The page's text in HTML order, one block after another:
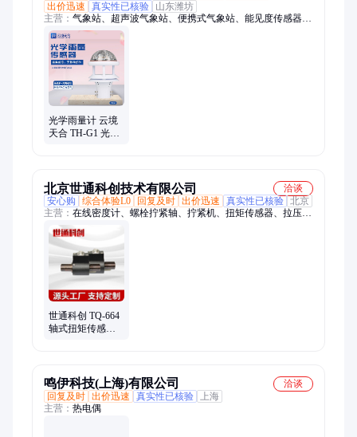
出价迅速
真实性已核验
山东潍坊
主营： 气象站、超声波气象站、便携式气象站、能见度传感器、
金属款压电雨量传感器、百叶箱传感器、微气象仪、防爆气象
站、土壤墒情监测站、手持气象站、负氧离子监测站、地下水位
监测站、雨量监测站、能见度监测站、隧道洞外亮度检测器、隧
道风速风向检测器、隧道COVI检测器、水土流失监测设备、便
携式流速仪、水质监测站、微型气象仪、金属款超声波风速风
向、野外气象监测系统、可燃气体检测仪、隧道洞内照度检测器
光学雨量计 云境
天合 TH-G1 光学
北京世通科创技术有限公司
洽谈
安心购
综合体验L0 回复及时 出价迅速 真实性已核验 北京
主营： 在线密度计、螺栓拧紧轴、拧紧机、扭矩传感器、拉压力
传感器、在线粘度计、在线浓度计
世通科创 TQ-664
轴式扭矩传感器
鸣伊科技(上海)有限公司
洽谈
回复及时 出价迅速 真实性已核验
上海
主营： 热电偶